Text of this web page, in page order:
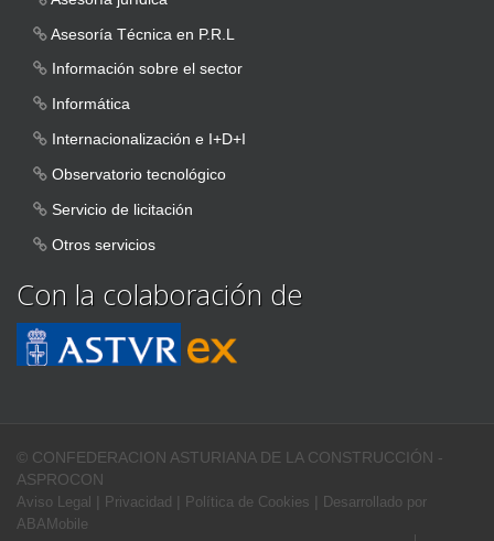
Asesoría Técnica en P.R.L
Información sobre el sector
Informática
Internacionalización e I+D+I
Observatorio tecnológico
Servicio de licitación
Otros servicios
Con la colaboración de
© CONFEDERACION ASTURIANA DE LA CONSTRUCCIÓN -
ASPROCON
Aviso Legal | Privacidad | Política de Cookies | Desarrollado por
ABAMobile